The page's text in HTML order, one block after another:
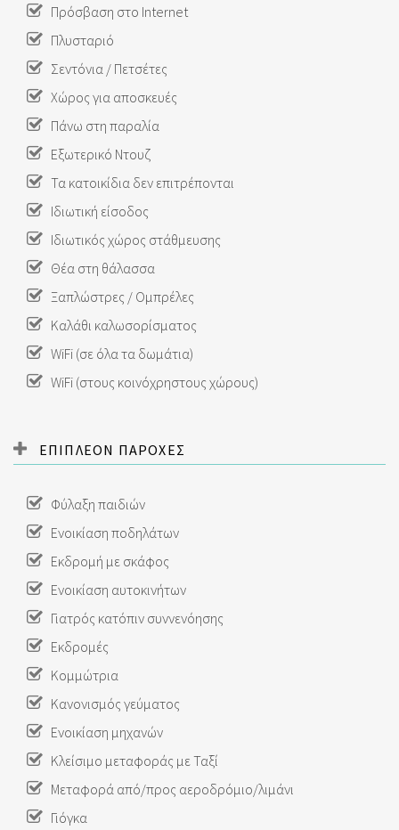
Πρόσβαση στο Internet
Πλυσταριό
Σεντόνια / Πετσέτες
Χώρος για αποσκευές
Πάνω στη παραλία
Εξωτερικό Ντουζ
Τα κατοικίδια δεν επιτρέπονται
Ιδιωτική είσοδος
Ιδιωτικός χώρος στάθμευσης
Θέα στη θάλασσα
Ξαπλώστρες / Ομπρέλες
Καλάθι καλωσορίσματος
WiFi (σε όλα τα δωμάτια)
WiFi (στους κοινόχρηστους χώρους)
ΕΠΙΠΛΕΟΝ ΠΑΡΟΧΕΣ
Φύλαξη παιδιών
Ενοικίαση ποδηλάτων
Εκδρομή με σκάφος
Ενοικίαση αυτοκινήτων
Γιατρός κατόπιν συννενόησης
Εκδρομές
Κομμώτρια
Κανονισμός γεύματος
Ενοικίαση μηχανών
Κλείσιμο μεταφοράς με Ταξί
Μεταφορά από/προς αεροδρόμιο/λιμάνι
Γιόγκα